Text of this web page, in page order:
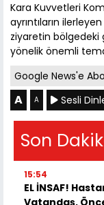
Kara Kuvvetleri
ayrıntıların
ziyaretin bölgedeki
yönelik önemli
Google News'e
A A Sesli
Son
15:54
EL İNSAF!